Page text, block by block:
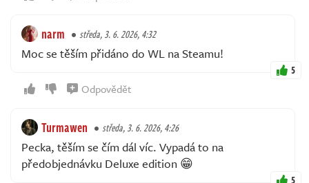
narm středa, 3. 6. 2026, 4:32
Moc se těším přidáno do WL na Steamu!
5
Odpovědět
Turmawen středa, 3. 6. 2026, 4:26
Pecka, těším se čím dál víc. Vypadá to na
předobjednávku Deluxe edition 😁
5